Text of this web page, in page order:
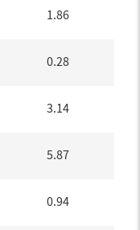
1.86
0.28
3.14
5.87
0.94